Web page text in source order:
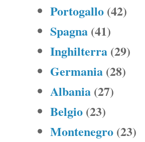
Portogallo (42)
Spagna (41)
Inghilterra (29)
Germania (28)
Albania (27)
Belgio (23)
Montenegro (23)